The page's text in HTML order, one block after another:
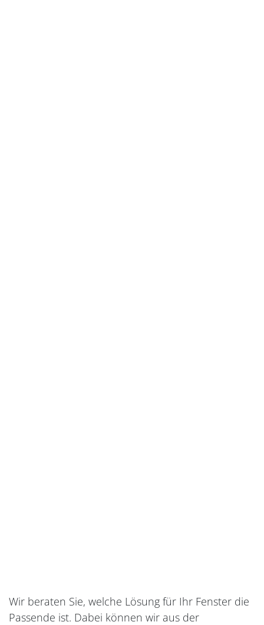
Wir beraten Sie, welche Lösung für Ihr Fenster die
Passende ist. Dabei können wir aus der